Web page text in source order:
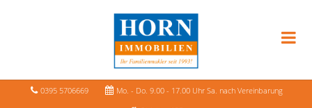
0395 5706669
Mo. - Do. 9.00 - 17.00 Uhr Sa. nach Vereinbarung